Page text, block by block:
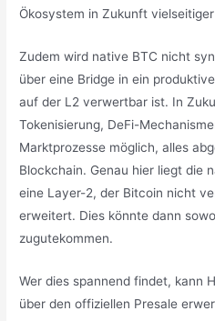
Ökosystem in Zukunft
Zudem wird native BTC nicht
über eine Bridge in ein
auf der L2 verwertbar ist. In
Tokenisierung, DeFi-
Marktprozesse möglich, alles
Blockchain. Genau hier liegt die
eine Layer-2, der Bitcoin nicht
erweitert. Dies könnte dann
zugutekommen.
Wer dies spannend findet, kann
über den offiziellen Presale